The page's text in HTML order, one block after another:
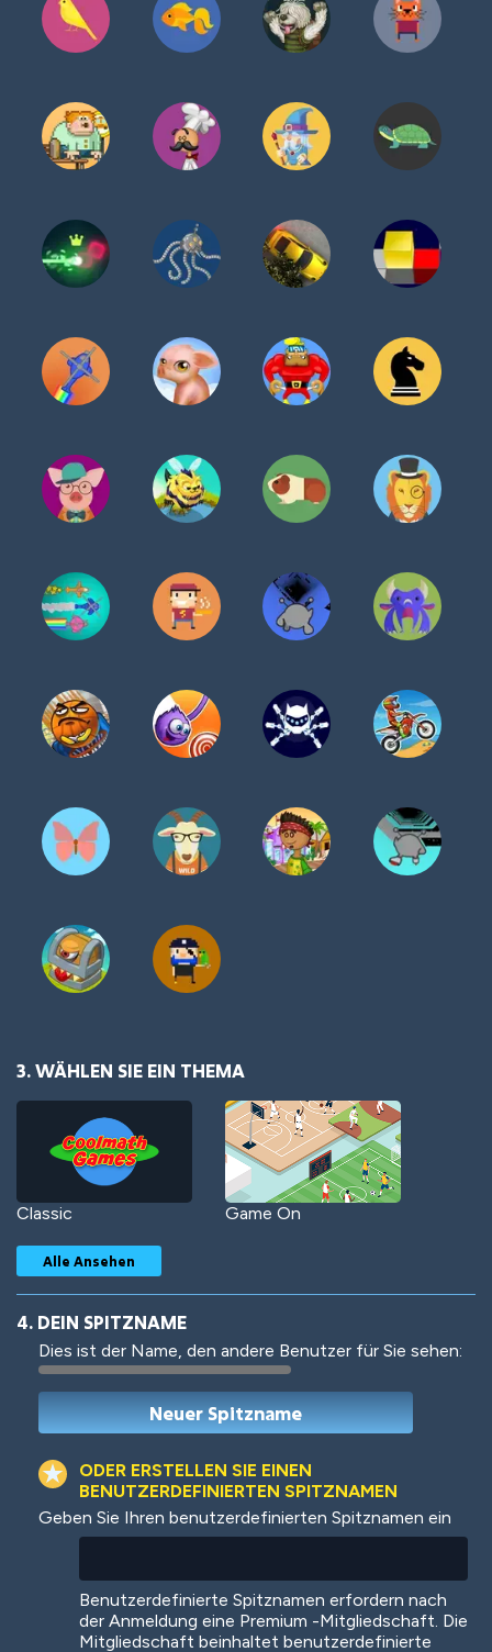
3. WÄHLEN SIE EIN THEMA
Classic Game On
Woof Jungle Cats
Colorful
Alle Ansehen
4. DEIN SPITZNAME
Dies ist der Name, den andere Benutzer für Sie sehen:
ODER ERSTELLEN SIE EINEN
BENUTZERDEFINIERTEN SPITZNAMEN
Geben Sie Ihren benutzerdefinierten Spitznamen ein
Benutzerdefinierte Spitznamen erfordern nach
der Anmeldung eine Premium -Mitgliedschaft. Die
Mitgliedschaft beinhaltet benutzerdefinierte